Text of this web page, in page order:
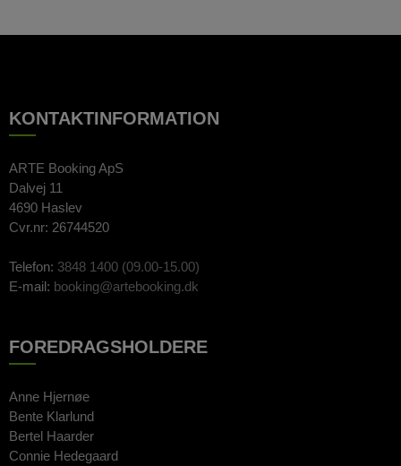
KONTAKTINFORMATION
ARTE Booking ApS
Dalvej 11
4690 Haslev
Cvr.nr: 26744520
Telefon: 3848 1400 (09.00-15.00)
E-mail: booking@artebooking.dk
FOREDRAGSHOLDERE
Anne Hjernøe
Bente Klarlund
Bertel Haarder
Connie Hedegaard